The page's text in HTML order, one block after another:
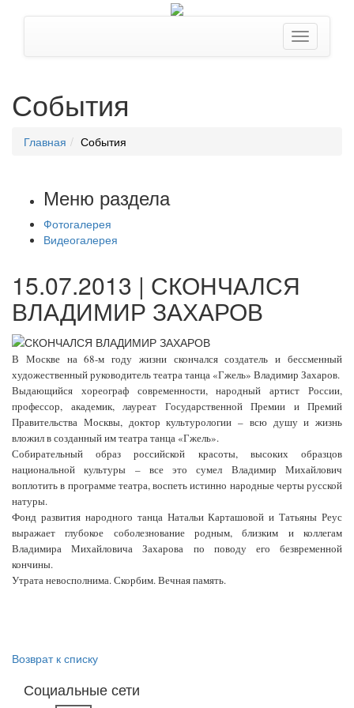
События
Главная События
Меню раздела
Фотогалерея
Видеогалерея
15.07.2013 | СКОНЧАЛСЯ
ВЛАДИМИР ЗАХАРОВ
В Москве на 68-м году жизни скончался создатель и бессменный
художественный руководитель театра танца «Гжель» Владимир Захаров.
Выдающийся хореограф современности, народный артист России,
профессор, академик, лауреат Государственной Премии и Премий
Правительства Москвы, доктор культурологии – всю душу и жизнь
вложил в созданный им театра танца «Гжель».
Собирательный образ российской красоты, высоких образцов
национальной культуры – все это сумел Владимир Михайлович
воплотить в программе театра, воспеть истинно народные черты русской
натуры.
Фонд развития народного танца Натальи Карташовой и Татьяны Реус
выражает глубокое соболезнование родным, близким и коллегам
Владимира Михайловича Захарова по поводу его безвременной
кончины.
Утрата невосполнима. Скорбим. Вечная память.
Возврат к списку
Социальные сети